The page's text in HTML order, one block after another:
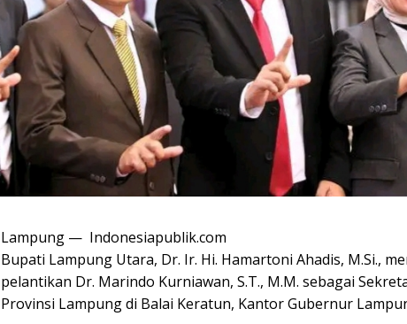
Lampung — Indonesiapublik.com
Bupati Lampung Utara, Dr. Ir. Hi. Hamartoni Ahadis, M.Si.,
pelantikan Dr. Marindo Kurniawan, S.T., M.M. sebagai
Provinsi Lampung di Balai Keratun, Kantor Gubernur